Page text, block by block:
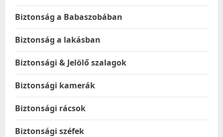
Biztonság a Babaszobában
Biztonság a lakásban
Biztonsági & Jelölő szalagok
Biztonsági kamerák
Biztonsági rácsok
Biztonsági széfek